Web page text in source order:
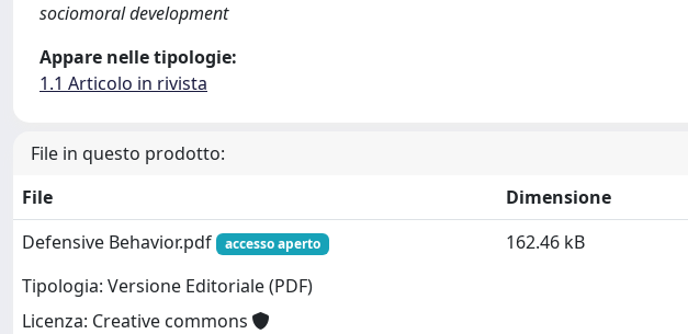
sociomoral development
Appare nelle tipologie:
1.1 Articolo in rivista
File in questo prodotto:
File
Dimensione
Defensive Behavior.pdf
accesso aperto
Tipologia: Versione Editoriale (PDF)
Licenza: Creative commons
162.46 kB